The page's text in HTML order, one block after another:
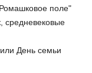
поле"
средневековые
День семьи